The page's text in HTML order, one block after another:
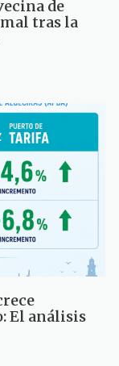
de
tras la
El análisis